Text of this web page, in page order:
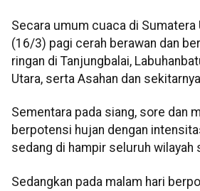
Secara umum cuaca di Sumatera
(16/3) pagi cerah berawan dan
ringan di Tanjungbalai,
Utara, serta Asahan dan
Sementara pada siang, sore dan
berpotensi hujan dengan
sedang di hampir seluruh wilayah
Sedangkan pada malam hari